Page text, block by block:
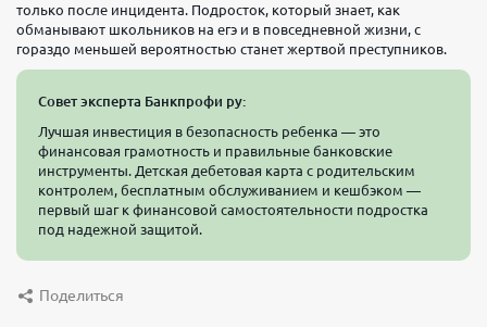
только после инцидента. Подросток, который знает, как
обманывают школьников на егэ и в повседневной жизни, с
гораздо меньшей вероятностью станет жертвой преступников.
Совет эксперта Банкпрофи ру:
Лучшая инвестиция в безопасность ребенка — это
финансовая грамотность и правильные банковские
инструменты. Детская дебетовая карта с родительским
контролем, бесплатным обслуживанием и кешбэком —
первый шаг к финансовой самостоятельности подростка
под надежной защитой.
Поделиться